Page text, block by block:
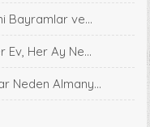
Bayramlar ve...
Ev, Her Ay Ne...
Neden Almany...